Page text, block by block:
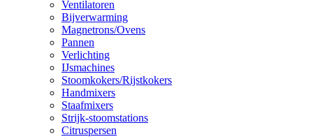
Ventilatoren
Bijverwarming
Magnetrons/Ovens
Pannen
Verlichting
IJsmachines
Stoomkokers/Rijstkokers
Handmixers
Staafmixers
Strijk-stoomstations
Citruspersen